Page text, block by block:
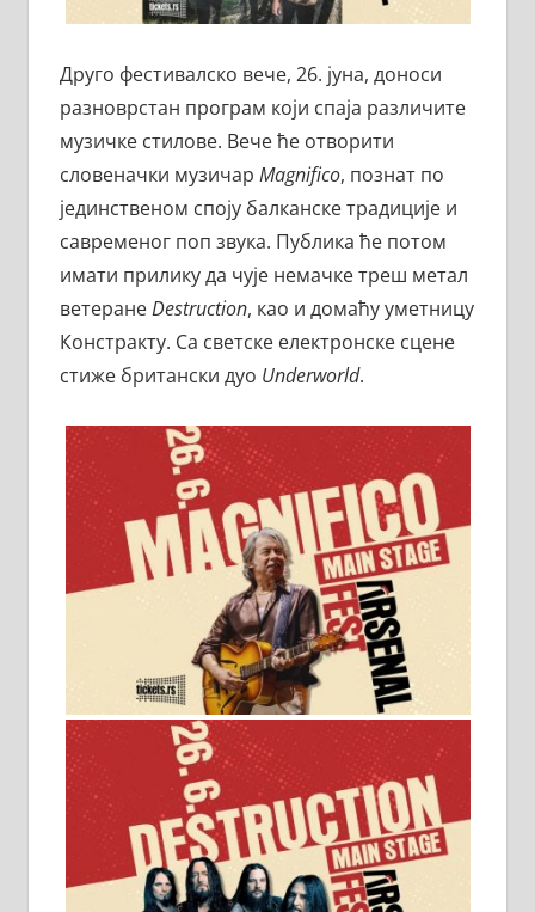
Друго фестивалско вече, 26. јуна, доноси
разноврстан програм који спаја различите
музичке стилове. Вече ће отворити
словеначки музичар Magnifico, познат по
јединственом споју балканске традиције и
савременог поп звука. Публика ће потом
имати прилику да чује немачке треш метал
ветеранеDestruction, као и домаћу уметницу
Констракту. Са светске електронске сцене
стиже британски дуо Underworld.